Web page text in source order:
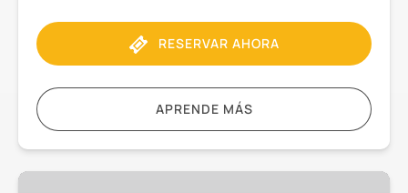
RESERVAR AHORA
APRENDE MÁS
Excursión